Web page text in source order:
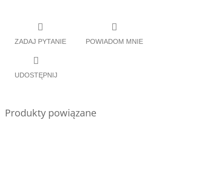
ZADAJ PYTANIE POWIADOM MNIE
UDOSTĘPNIJ
Produkty powiązane